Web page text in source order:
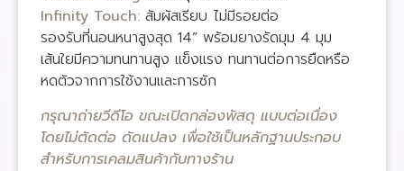
Infinity Touch: สัมผัสเรียบ ไม่มีรอยต่อ
รองรับที่นอนหนาสูงสุด 14” พร้อมยางรัดมุม 4 มุม
เส้นใยมีความทนทานสูง แข็งแรง ทนทานต่อการยืดหรือ
หดตัวจากการใช้งานและการซัก
กรุณาถ่ายวีดีโอ ขณะเปิดกล่องพัสดุ แบบต่อเนื่อง
โดยไม่ตัดต่อ ดัดแปลง เพื่อใช้เป็นหลักฐานประกอบ
สำหรับการเคลมสินค้ากับทางร้าน